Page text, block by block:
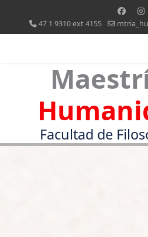
47 1 9310 ext 4155
Facultad de